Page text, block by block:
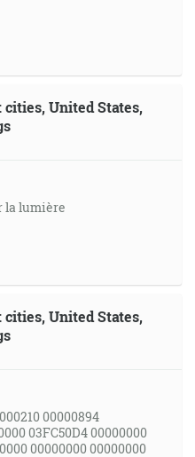
cities, United States,
la lumière
cities, United States,
00000894
03FC50D4 00000000
00000000 00000000